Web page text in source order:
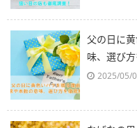
父の日に
味、選び
2025/05/